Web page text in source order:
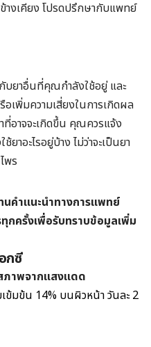
งเคียง โปรดปรึกษากับแพทย์
บยาอื่นที่คุณกำลังใช้อยู่ และ
เพิ่มความเสี่ยงในการเกิดผล
อาจจะเกิดขึ้น คุณควรแจ้ง
าอะไรอยู่บ้าง ไม่ว่าจะเป็นยา
พร
คำแนะนำทางการแพทย์
กครั้งเพื่อรับทราบข้อมูลเพิ่ม
กซี
ภาพจากแสงแดด
ข้มข้น 14% บนผิวหน้า วันละ 2